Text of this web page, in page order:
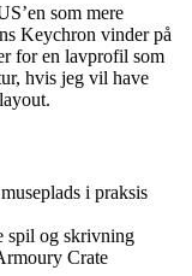
som mere
Keychron vinder på
for en lavprofil som
hvis jeg vil have
i praksis
spil og skrivning
Crate